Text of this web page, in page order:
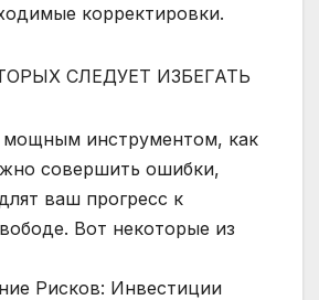
корректировки.
СЛЕДУЕТ ИЗБЕГАТЬ
инструментом, как
совершить ошибки,
ваш прогресс к
Вот некоторые из
Рисков: Инвестиции